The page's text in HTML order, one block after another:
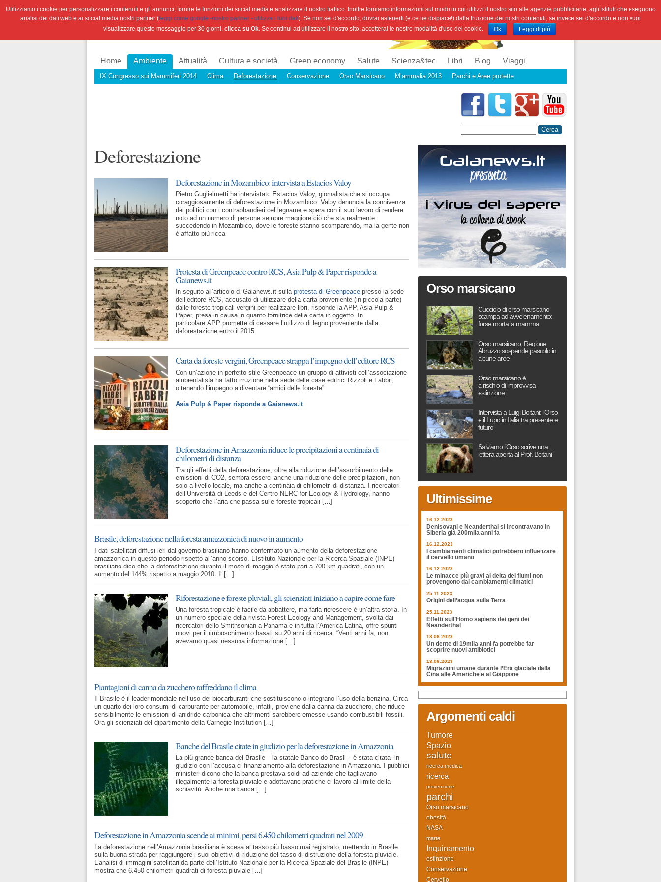
Home Ambiente
IX Congresso sui Mammiferi 2014 Clima Deforestazione Conservazione Orso Marsicano M’ammalia 2013 Parchi e Aree protette
Attualità Cultura e società Green economy Salute Scienza&tec Libri Blog Viaggi
Orso marsicano
Cucciolo di orso marsicano
scampa ad avvelenamento:
forse morta la mamma
Orso marsicano, Regione
Abruzzo sospende pascolo in
alcune aree
Orso marsicano è
a rischio di improvvisa
estinzione
Intervista a Luigi Boitani: l’Orso
e il Lupo in Italia tra presente e
futuro
Salviamo l’Orso scrive una
lettera aperta al Prof. Boitani
Ultimissime
16.12.2023
Denisovani e Neanderthal si incontravano in
Siberia già 200mila anni fa
16.12.2023
I cambiamenti climatici potrebbero influenzare
il cervello umano
16.12.2023
Le minacce più gravi ai delta dei fiumi non
provengono dai cambiamenti climatici
25.11.2023
Origini dell’acqua sulla Terra
25.11.2023
Effetti sull’Homo sapiens dei geni dei
Neanderthal
18.06.2023
Un dente di 19mila anni fa potrebbe far
scoprire nuovi antibiotici
18.06.2023
Migrazioni umane durante l’Era glaciale dalla
Cina alle Americhe e al Giappone
Argomenti caldi
Tumore
Spazio
salute
ricerca medica
ricerca
prevenzione
parchi
Orso marsicano
obesità
NASA
marte
Inquinamento
estinzione
Conservazione
Cervello
Deforestazione
Deforestazione in Mozambico: intervista a Estacios Valoy
Pietro Guglielmetti ha intervistato Estacios Valoy, giornalista che si occupa
coraggiosamente di deforestazione in Mozambico. Valoy denuncia la connivenza
dei politici con i contrabbandieri del legname e spera con il suo lavoro di rendere
noto ad un numero di persone sempre maggiore ciò che sta realmente
succedendo in Mozambico, dove le foreste stanno scomparendo, ma la gente non
è affatto più ricca
Protesta di Greenpeace contro RCS, Asia Pulp & Paper risponde a
Gaianews.it
In seguito all’articolo di Gaianews.it sulla protesta di Greenpeace presso la sede
dell’editore RCS, accusato di utilizzare della carta proveniente (in piccola parte)
dalle foreste tropicali vergini per realizzare libri, risponde la APP, Asia Pulp &
Paper, presa in causa in quanto fornitrice della carta in oggetto. In
particolare APP promette di cessare l’utilizzo di legno proveniente dalla
deforestazione entro il 2015
Carta da foreste vergini, Greenpeace strappa l’impegno dell’editore RCS
Con un’azione in perfetto stile Greenpeace un gruppo di attivisti dell’associazione
ambientalista ha fatto irruzione nella sede delle case editrici Rizzoli e Fabbri,
ottenendo l’impegno a diventare “amici delle foreste”
Asia Pulp & Paper risponde a Gaianews.it
Deforestazione in Amazzonia riduce le precipitazioni a centinaia di
chilometri di distanza
Tra gli effetti della deforestazione, oltre alla riduzione dell’assorbimento delle
emissioni di CO2, sembra esserci anche una riduzione delle precipitazioni, non
solo a livello locale, ma anche a centinaia di chilometri di distanza. I ricercatori
dell’Università di Leeds e del Centro NERC for Ecology & Hydrology, hanno
scoperto che l’aria che passa sulle foreste tropicali […]
Brasile, deforestazione nella foresta amazzonica di nuovo in aumento
I dati satellitari diffusi ieri dal governo brasiliano hanno confermato un aumento della deforestazione
amazzonica in questo periodo rispetto all’anno scorso. L’Istituto Nazionale per la Ricerca Spaziale (INPE)
brasiliano dice che la deforestazione durante il mese di maggio è stato pari a 700 km quadrati, con un
aumento del 144% rispetto a maggio 2010. Il […]
Riforestazione e foreste pluviali, gli scienziati iniziano a capire come fare
Una foresta tropicale è facile da abbattere, ma farla ricrescere è un’altra storia. In
un numero speciale della rivista Forest Ecology and Management, svolta dai
ricercatori dello Smithsonian a Panama e in tutta l’America Latina, offre spunti
nuovi per il rimboschimento basati su 20 anni di ricerca. “Venti anni fa, non
avevamo quasi nessuna informazione […]
Piantagioni di canna da zucchero raffreddano il clima
Il Brasile è il leader mondiale nell’uso dei biocarburanti che sostituiscono o integrano l’uso della benzina. Circa
un quarto dei loro consumi di carburante per automobile, infatti, proviene dalla canna da zucchero, che riduce
sensibilmente le emissioni di anidride carbonica che altrimenti sarebbero emesse usando combustibili fossili.
Ora gli scienziati del dipartimento della Carnegie Institution […]
Banche del Brasile citate in giudizio per la deforestazione in Amazzonia
La più grande banca del Brasile – la statale Banco do Brasil – è stata citata in
giudizio con l’accusa di finanziamento alla deforestazione in Amazzonia. I pubblici
ministeri dicono che la banca prestava soldi ad aziende che tagliavano
illegalmente la foresta pluviale e adottavano pratiche di lavoro al limite della
schiavitù. Anche una banca […]
Deforestazione in Amazzonia scende ai minimi, persi 6.450 chilometri quadrati nel 2009
La deforestazione nell’Amazzonia brasiliana è scesa al tasso più basso mai registrato, mettendo in Brasile
sulla buona strada per raggiungere i suoi obiettivi di riduzione del tasso di distruzione della foresta pluviale.
L’analisi di immagini satellitari da parte dell’Istituto Nazionale per la Ricerca Spaziale del Brasile (INPE)
mostra che 6.450 chilometri quadrati di foresta pluviale […]
Utilizziamo i cookie per personalizzare i contenuti e gli annunci, fornire le funzioni dei social media e analizzare il nostro traffico. Inoltre forniamo informazioni sul modo in cui utilizzi il nostro sito alle agenzie pubblicitarie, agli istituti che eseguono
analisi dei dati web e ai social media nostri partner ( leggi come google -nostro partner - utilizza i tuoi dati). Se non sei d'accordo, dovrai astenerti (e ce ne dispiace!) dalla fruizione dei nostri contenuti; se invece sei d'accordo e non vuoi
visualizzare questo messaggio per 30 giorni,clicca su Ok. Se continui ad utilizzare il nostro sito, accetterai le nostre modalità d'uso dei cookie. Ok Leggi di più